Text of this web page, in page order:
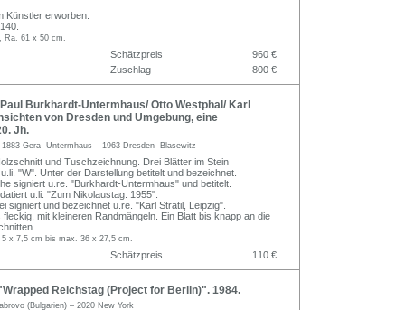
Künstler erworben.
Ra. 61 x 50 cm.
Schätzpreis
960 €
Zuschlag
800 €
Burkhardt-Untermhaus/ Otto Westphal/ Karl
von Dresden und Umgebung, eine
Jh.
1883 Gera- Untermhaus – 1963 Dresden- Blasewitz
und Tuschzeichnung. Drei Blätter im Stein
"W". Unter der Darstellung betitelt und bezeichnet.
signiert u.re. "Burkhardt-Untermhaus" und betitelt.
u.li. "Zum Nikolaustag. 1955".
signiert und bezeichnet u.re. "Karl Stratil, Leipzig".
fleckig, mit kleineren Randmängeln. Ein Blatt bis knapp an die
x 7,5 cm bis max. 36 x 27,5 cm.
Schätzpreis 110 €
Reichstag (Project for Berlin)". 1984.
(Bulgarien) – 2020 New York